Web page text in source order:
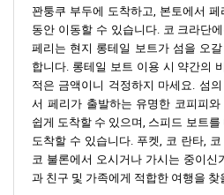
꽌퉁쿠 부두에 도착하고, 본토에서
동안 이동할 수 있습니다. 코 크라단
페리는 현지 롱테일 보트가 섬을 오
합니다. 롱테일 보트 이용 시 약간의
적은 금액이니 걱정하지 마세요. 섬
서 페리가 출발하는 유명한 코피피
쉽게 도착할 수 있으며, 스피드 보트
도착할 수 있습니다. 푸켓, 코 란타,
코 불론에서 오시거나 가시는 중이신
과 친구 및 가족에게 적합한 여행을 찾